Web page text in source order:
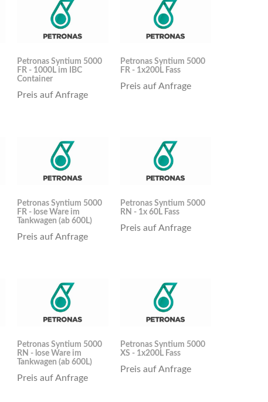
Petronas Syntium 5000
FR - 1000L im IBC
Container
Preis auf Anfrage
Petronas Syntium 5000
FR - 1x200L Fass
Preis auf Anfrage
Petronas Syntium 5000
FR - lose Ware im
Tankwagen (ab 600L)
Preis auf Anfrage
Petronas Syntium 5000
RN - 1x 60L Fass
Preis auf Anfrage
Petronas Syntium 5000
RN - lose Ware im
Tankwagen (ab 600L)
Preis auf Anfrage
Petronas Syntium 5000
XS - 1x200L Fass
Preis auf Anfrage